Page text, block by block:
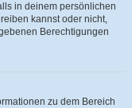
in deinem persönlichen
kannst oder nicht,
Berechtigungen
zu dem Bereich